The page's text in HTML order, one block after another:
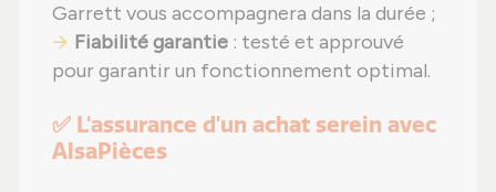
Garrett vous accompagnera dans la durée ;
Fiabilité garantie : testé et approuvé
pour garantir un fonctionnement optimal.
✅ L'assurance d'un achat serein avec
AlsaPièces